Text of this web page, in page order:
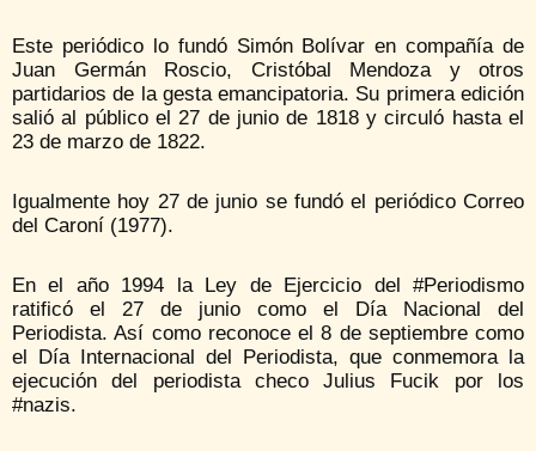
Este periódico lo fundó Simón Bolívar en compañía de
Juan Germán Roscio, Cristóbal Mendoza y otros
partidarios de la gesta emancipatoria. Su primera edición
salió al público el 27 de junio de 1818 y circuló hasta el
23 de marzo de 1822.
Igualmente hoy 27 de junio se fundó el periódico Correo
del Caroní (1977).
En el año 1994 la Ley de Ejercicio del #Periodismo
ratificó el 27 de junio como el Día Nacional del
Periodista. Así como reconoce el 8 de septiembre como
el Día Internacional del Periodista, que conmemora la
ejecución del periodista checo Julius Fucik por los
#nazis.